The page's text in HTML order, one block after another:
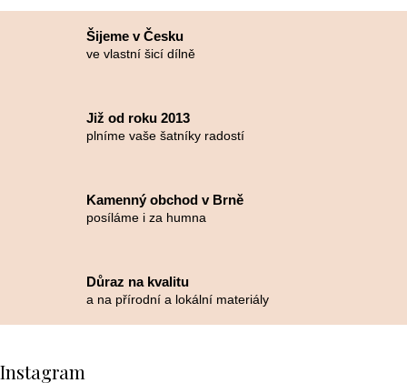
Šijeme v Česku
ve vlastní šicí dílně
Již od roku 2013
plníme vaše šatníky radostí
Kamenný obchod v Brně
posíláme i za humna
Důraz na kvalitu
a na přírodní a lokální materiály
á
Instagram